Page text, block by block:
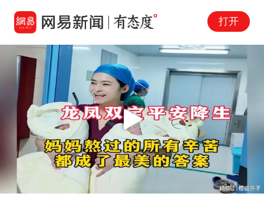
打开
00:00 03:37
Play